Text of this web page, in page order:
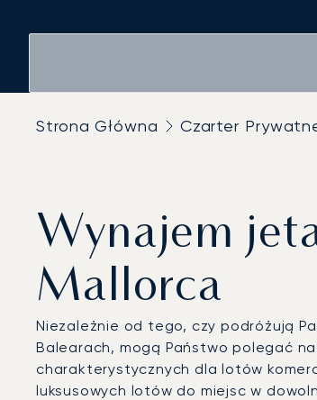
Strona Główna Czarter
Wynajem
Mallorca
Niezależnie od tego, czy podróżują
Balearach, mogą Państwo polegać
charakterystycznych dla lotów
luksusowych lotów do miejsc w